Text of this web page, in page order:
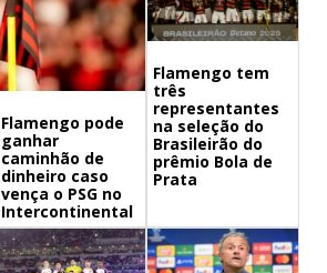
Flamengo pode
ganhar
caminhão de
dinheiro caso
vença o PSG no
Intercontinental
Flamengo tem
três
representantes
na seleção do
Brasileirão do
prêmio Bola de
Prata